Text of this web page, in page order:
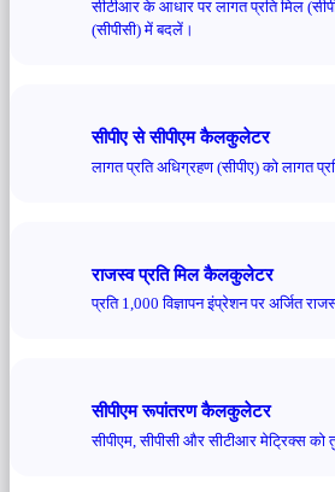
सीटीआर के आधार पर लागत प्रति मिल
(सीपीसी) में बदलें।
सीपीए से सीपीएम कैलकुलेटर
लागत प्रति अधिग्रहण (सीपीए) को लागत
राजस्व प्रति मिल कैलकुलेटर
प्रति 1,000 विज्ञापन इंप्रेशन पर अर्जित
सीपीएम रूपांतरण कैलकुलेटर
सीपीएम, सीपीसी और सीटीआर मेट्रिक्स को